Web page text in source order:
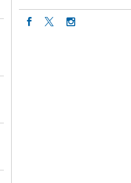
Icon facebook
Icon twitter
Icon instagram